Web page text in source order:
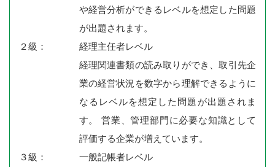
や経営分析ができるレベルを想定した問題
が出題されます。
２級：
経理主任者レベル
経理関連書類の読み取りができ、取引先企
業の経営状況を数字から理解できるように
なるレベルを想定した問題が出題されま
す。 営業、管理部門に必要な知識として
評価する企業が増えています。
３級：
一般記帳者レベル